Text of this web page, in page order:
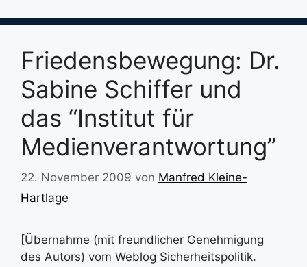
Friedensbewegung: Dr.
Sabine Schiffer und
das “Institut für
Medienverantwortung”
22. November 2009 von Manfred Kleine-
Hartlage
[Übernahme (mit freundlicher Genehmigung
des Autors) vom Weblog Sicherheitspolitik.